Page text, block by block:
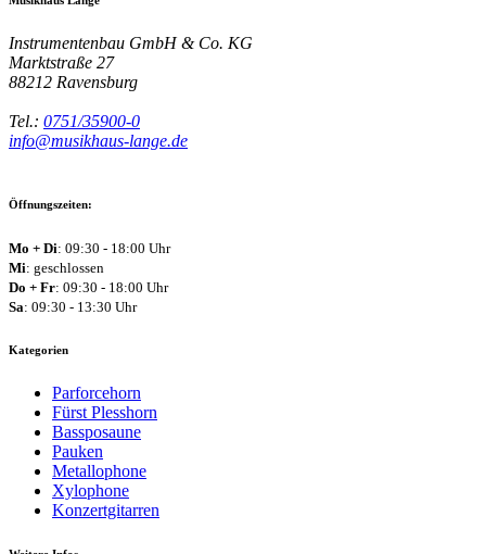
Instrumentenbau GmbH & Co. KG
Marktstraße 27
88212 Ravensburg
Tel.: 0751/35900-0
info@musikhaus-lange.de
Öffnungszeiten:
Mo + Di: 09:30 - 18:00 Uhr
Mi: geschlossen
Do + Fr: 09:30 - 18:00 Uhr
Sa: 09:30 - 13:30 Uhr
Kategorien
Parforcehorn
Fürst Plesshorn
Bassposaune
Pauken
Metallophone
Xylophone
Konzertgitarren